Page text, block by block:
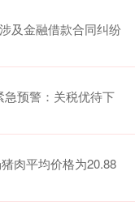
及金融借款合同纠纷
预警：关税优待下
肉平均价格为20.88